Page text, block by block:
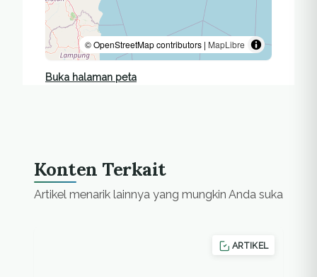
© OpenStreetMap contributors | MapLibre
Buka halaman peta
Konten Terkait
Artikel menarik lainnya yang mungkin Anda suka
ARTIKEL